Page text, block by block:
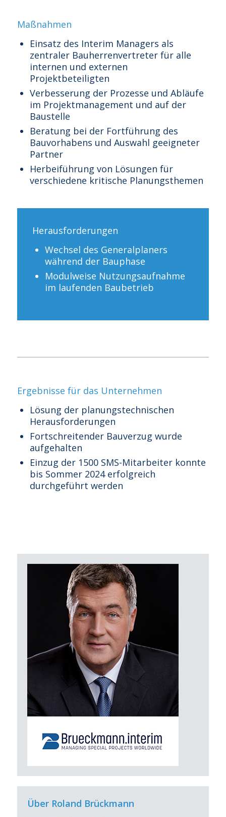
Maßnahmen
Einsatz des Interim Managers als
zentraler Bauherrenvertreter für alle
internen und externen
Projektbeteiligten
Verbesserung der Prozesse und Abläufe
im Projektmanagement und auf der
Baustelle
Beratung bei der Fortführung des
Bauvorhabens und Auswahl geeigneter
Partner
Herbeiführung von Lösungen für
verschiedene kritische Planungsthemen
Herausforderungen
Wechsel des Generalplaners
während der Bauphase
Modulweise Nutzungsaufnahme
im laufenden Baubetrieb
Ergebnisse für das Unternehmen
Lösung der planungstechnischen
Herausforderungen
Fortschreitender Bauverzug wurde
aufgehalten
Einzug der 1500 SMS-Mitarbeiter konnte
bis Sommer 2024 erfolgreich
durchgeführt werden
Über Roland Brückmann